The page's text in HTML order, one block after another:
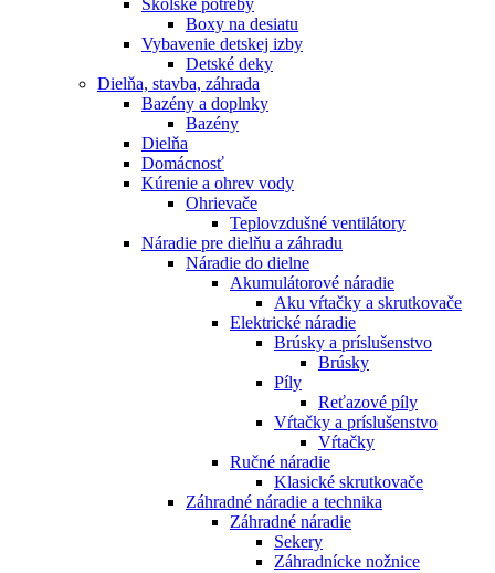
Školské potreby
Boxy na desiatu
Vybavenie detskej izby
Detské deky
Dielňa, stavba, záhrada
Bazény a doplnky
Bazény
Dielňa
Domácnosť
Kúrenie a ohrev vody
Ohrievače
Teplovzdušné ventilátory
Náradie pre dielňu a záhradu
Náradie do dielne
Akumulátorové náradie
Aku vŕtačky a skrutkovače
Elektrické náradie
Brúsky a príslušenstvo
Brúsky
Píly
Reťazové píly
Vŕtačky a príslušenstvo
Vŕtačky
Ručné náradie
Klasické skrutkovače
Záhradné náradie a technika
Záhradné náradie
Sekery
Záhradnícke nožnice